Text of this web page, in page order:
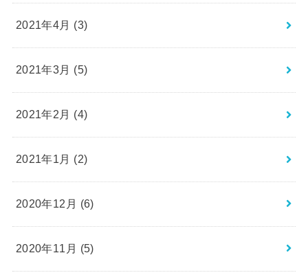
2021年4月 (3)
2021年3月 (5)
2021年2月 (4)
2021年1月 (2)
2020年12月 (6)
2020年11月 (5)